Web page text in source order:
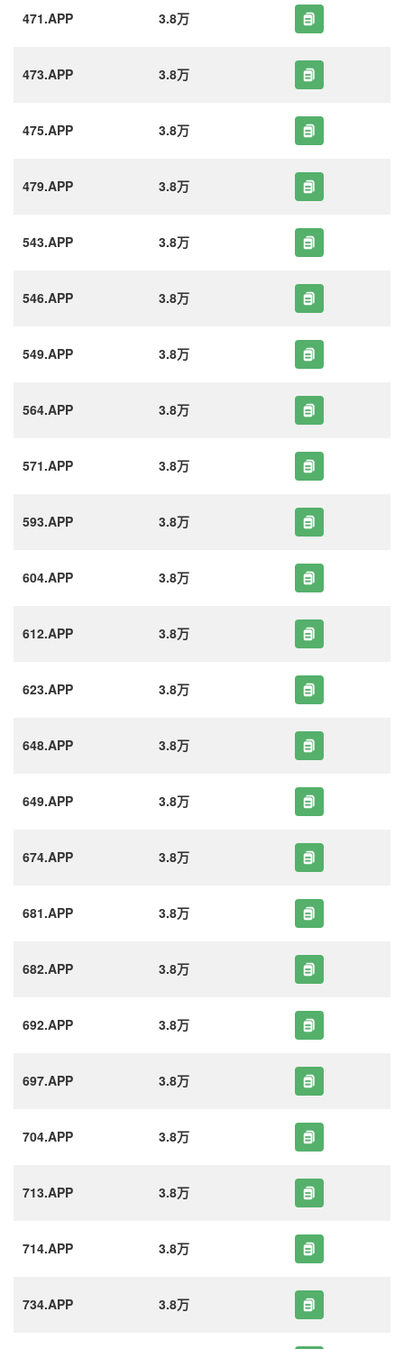
471.APP 3.8万
473.APP 3.8万
475.APP 3.8万
479.APP 3.8万
543.APP 3.8万
546.APP 3.8万
549.APP 3.8万
564.APP 3.8万
571.APP 3.8万
593.APP 3.8万
604.APP 3.8万
612.APP 3.8万
623.APP 3.8万
648.APP 3.8万
649.APP 3.8万
674.APP 3.8万
681.APP 3.8万
682.APP 3.8万
692.APP 3.8万
697.APP 3.8万
704.APP 3.8万
713.APP 3.8万
714.APP 3.8万
734.APP 3.8万